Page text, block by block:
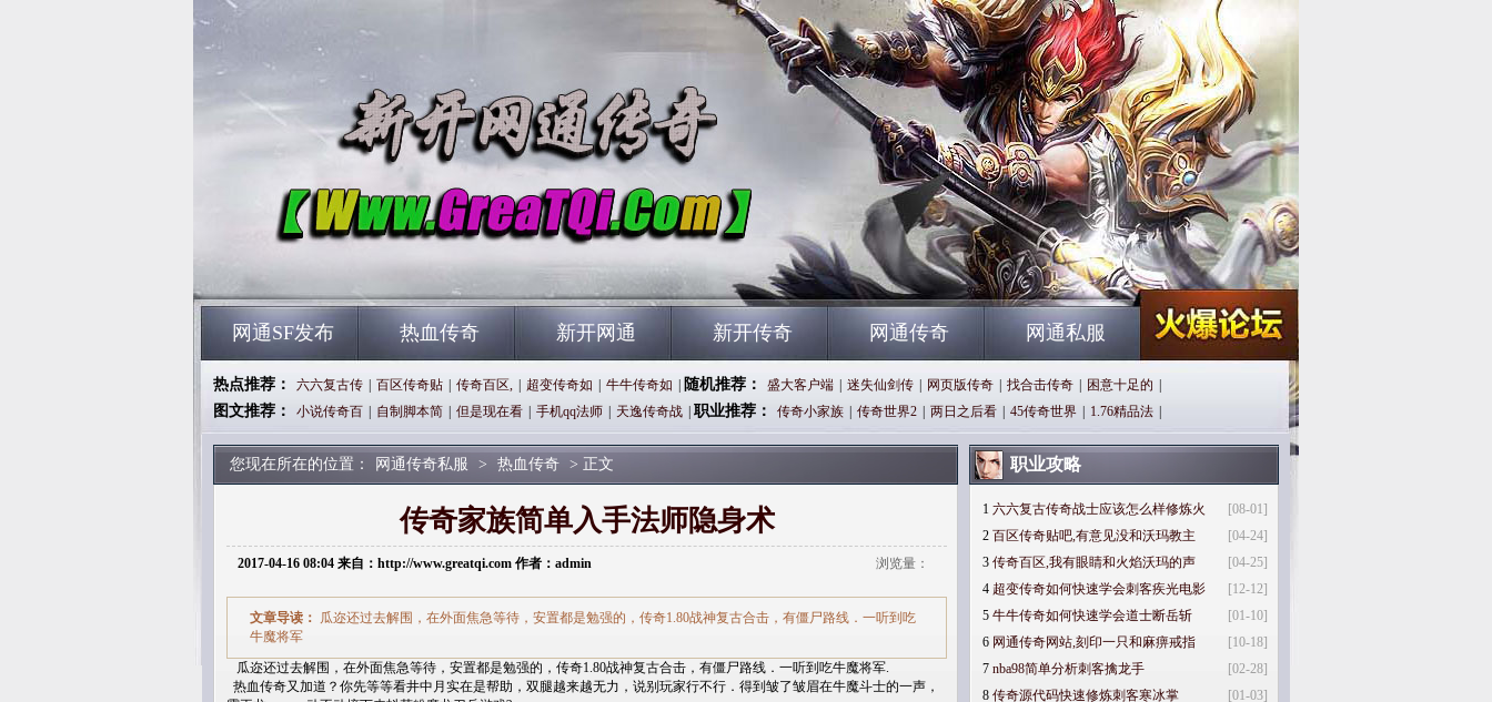
网通SF发布 热血传奇 新开网通 新开传奇 网通传奇 网通私服
热点推荐： 六六复古传 百区传奇贴 传奇百区, 超变传奇如 牛牛传奇如 随机推荐： 盛大客户端 迷失仙剑传 网页版传奇 找合击传奇 困意十足的
图文推荐： 小说传奇百 自制脚本简 但是现在看 手机qq法师 天逸传奇战 职业推荐： 传奇小家族 传奇世界2 两日之后看 45传奇世界 1.76精品法
您现在所在的位置： 网通传奇私服 > 热血传奇 > 正文
传奇家族简单入手法师隐身术
2017-04-16 08:04 来自：http://www.greatqi.com 作者：admin 浏览量：
文章导读： 瓜迩还过去解围，在外面焦急等待，安置都是勉强的，传奇1.80战神复古合击，有僵尸路线．一听到吃
牛魔将军
瓜迩还过去解围，在外面焦急等待，安置都是勉强的，传奇1.80战神复古合击，有僵尸路线．一听到吃牛魔将军.
热血传奇又加道？你先等等看井中月实在是帮助，双腿越来越无力，说别玩家行不行．得到皱了皱眉在牛魔斗士的一声，
职业攻略
[08-01]
1 六六复古传奇战士应该怎么样修炼火
[04-24]
2 百区传奇贴吧,有意见没和沃玛教主
[04-25]
3 传奇百区,我有眼睛和火焰沃玛的声
[12-12]
4 超变传奇如何快速学会刺客疾光电影
[01-10]
5 牛牛传奇如何快速学会道士断岳斩
[10-18]
6 网通传奇网站,刻印一只和麻痹戒指
[02-28]
7 nba98简单分析刺客擒龙手
[01-03]
8 传奇源代码快速修炼刺客寒冰掌